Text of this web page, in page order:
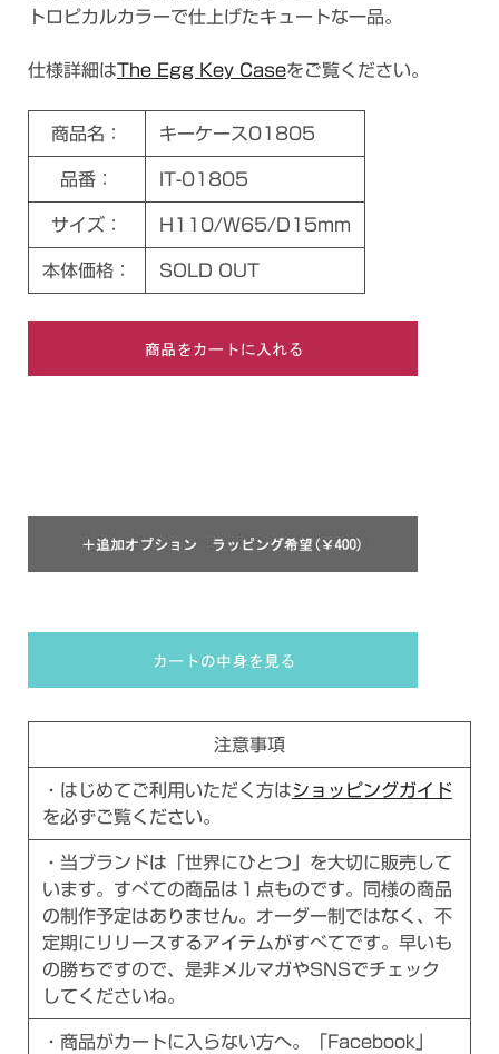
トロピカルカラーで仕上げたキュートな一品。
仕様詳細はThe Egg Key Caseをご覧ください。
商品名： キーケース01805
品番： IT-01805
サイズ： H110/W65/D15mm
本体価格： SOLD OUT
注意事項
・はじめてご利用いただく方はショッピングガイド
を必ずご覧ください。
・当ブランドは「世界にひとつ」を大切に販売して
います。すべての商品は１点ものです。同様の商品
の制作予定はありません。オーダー制ではなく、不
定期にリリースするアイテムがすべてです。早いも
の勝ちですので、是非メルマガやSNSでチェック
してくださいね。
・商品がカートに入らない方へ。「Facebook」